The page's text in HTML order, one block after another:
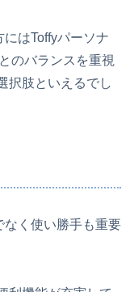
はToffyパーソナ
のバランスを重視
択肢といえるでし
なく使い勝手も重要